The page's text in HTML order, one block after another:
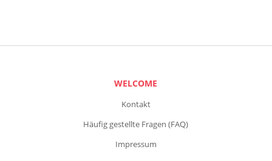
WELCOME
Kontakt
Häufig gestellte Fragen (FAQ)
Impressum